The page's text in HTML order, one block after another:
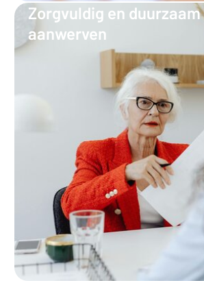
Zorgvuldig en duurzaam
aanwerven